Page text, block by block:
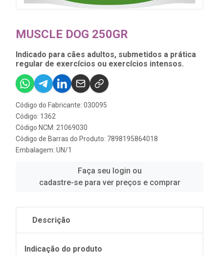
MUSCLE DOG 250GR
Indicado para cães adultos, submetidos a prática
regular de exercícios ou exercícios intensos.
Código do Fabricante: 030095
Código: 1362
Código NCM: 21069030
Código de Barras do Produto: 7898195864018
Embalagem: UN/1
Faça seu login ou
cadastre-se para ver preços e comprar
Descrição
Indicação do produto